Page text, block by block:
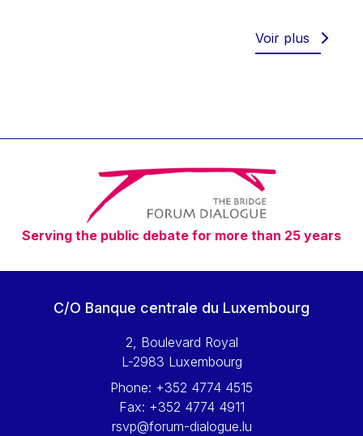
Timothy Radcliffe
Vaclav Klaus
Vassilios Skouris
Vítor Manuel da Silva Caldeira
Viviane Reding
Walter Hagg
Wolfgang Ketterle
Yossi Beillin
Yves FRANCHET
Voir plus
Serving the public debate for more than 25 years
C/O Banque centrale du Luxembourg
2, Boulevard Royal
L-2983 Luxembourg
Phone: +352 4774 4515
Fax: +352 4774 4911
rsvp@forum-dialogue.lu